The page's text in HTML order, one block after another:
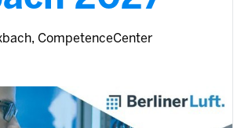
CompetenceCenter